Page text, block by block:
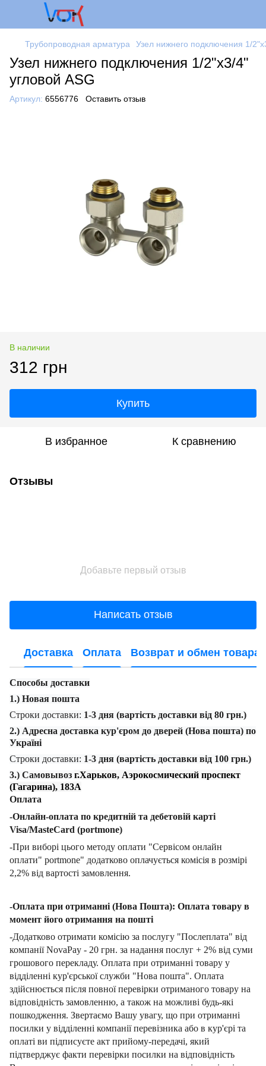
Трубопроводная арматура Узел нижнего подключения 1/
Узел нижнего подключения 1/2"x3/4"
угловой ASG
Артикул: 6556776 Оставить отзыв
В наличии
312 грн
Купить
В избранное К сравнению
Отзывы
Добавьте первый отзыв
Написать отзыв
Доставка Оплата Возврат и обмен товара
Способы доставки
1.) Новая пошта
Строки доставки: 1-3 дня (вартість доставки від 80 грн.)
2.) Адресна доставка кур'єром до дверей (Нова пошта) по
Україні
Строки доставки: 1-3 дня (вартість доставки від 100 грн.)
3.) Самовывоз г.Харьков, Аэрокосмический проспект
(Гагарина), 183А
Оплата
-Онлайн-оплата по кредитній та дебетовій карті
Visa/MasteCard (portmone)
-При виборі цього методу оплати "Сервісом онлайн
оплати" portmone" додатково оплачується комісія в розмірі
2,2% від вартості замовлення.
-Оплата при отриманні (Нова Пошта): Оплата товару в
момент його отримання на пошті
-Додатково отримати комісію за послугу "Послеплата" від
компанії NovaPay - 20 грн. за надання послуг + 2% від суми
грошового перекладу. Оплата при отриманні товару у
відділенні кур'єрської служби "Нова пошта". Оплата
здійснюється після повної перевірки отриманого товару на
відповідність замовленню, а також на можливі будь-які
пошкодження. Звертаємо Вашу увагу, що при отриманні
посилки у відділенні компанії перевізника або в кур'єрі та
оплаті ви підписуєте акт прийому-передачі, який
підтверджує факти перевірки посилки на відповідність